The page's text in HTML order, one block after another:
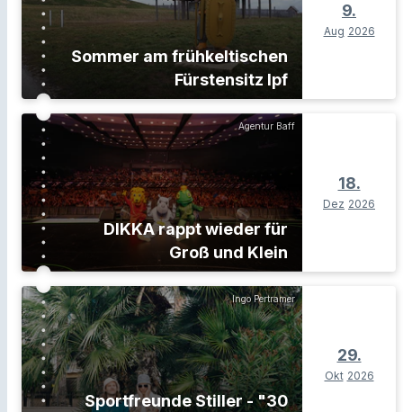
Sommer am frühkeltischen
Fürstensitz Ipf
9.
Aug 2026
Agentur Baff
DIKKA rappt wieder für
Groß und Klein
18.
Dez 2026
Ingo Pertramer
Sportfreunde Stiller - "30
29.
Okt 2026